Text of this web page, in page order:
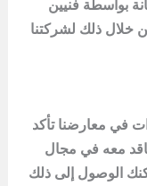
بواسطة فنيين
خلال ذلك لشركتنا
في معارضنا تأكد
معه في مجال
الوصول إلى ذلك